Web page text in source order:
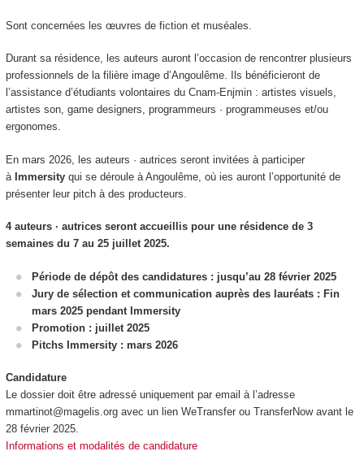
Sont concernées les œuvres de fiction et muséales.
Durant sa résidence, les auteurs auront l’occasion de rencontrer plusieurs
professionnels de la filière image d’Angoulême. Ils bénéficieront de
l’assistance d’étudiants volontaires du Cnam-Enjmin : artistes visuels,
artistes son, game designers, programmeurs · programmeuses et/ou
ergonomes.
En mars 2026, les auteurs · autrices seront invitées à participer
à Immersityqui se déroule à Angoulême, où ies auront l’opportunité de
présenter leur pitch à des producteurs.
4 auteurs · autrices seront accueillis pour une résidence de 3
semaines du 7 au 25 juillet 2025.
Période de dépôt des candidatures : jusqu’au 28 février 2025
Jury de sélection et communication auprès des lauréats : Fin
mars 2025 pendant Immersity
Promotion : juillet 2025
Pitchs Immersity : mars 2026
Candidature
Le dossier doit être adressé uniquement par email à l’adresse
mmartinot@magelis.org avec un lien WeTransfer ou TransferNow avant le
28 février 2025.
Informations et modalités de candidature